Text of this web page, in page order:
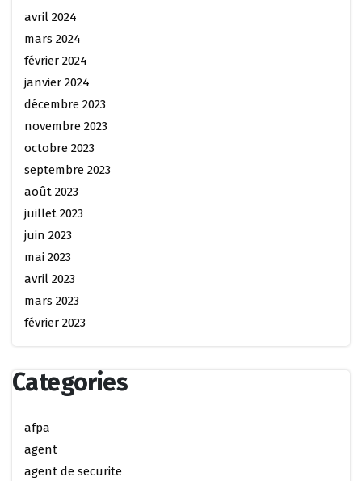
avril 2024
mars 2024
février 2024
janvier 2024
décembre 2023
novembre 2023
octobre 2023
septembre 2023
août 2023
juillet 2023
juin 2023
mai 2023
avril 2023
mars 2023
février 2023
Categories
afpa
agent
agent de securite